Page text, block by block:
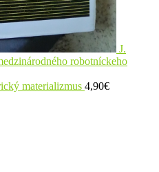
J.
robotníckeho
materializmus 4,90€